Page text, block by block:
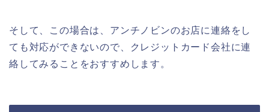
そして、この場合は、アンチノビンのお店に連絡をし
ても対応ができないので、クレジットカード会社に連
絡してみることをおすすめします。